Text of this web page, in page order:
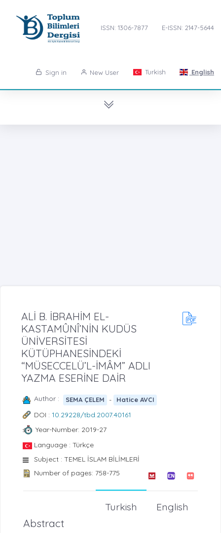
ISSN: 1306-7877 E-ISSN: 2147-5644
Sign in New User Turkish English
ALİ B. İBRAHİM EL-
KASTAMÛNÎ’NİN KUDÜS
ÜNİVERSİTESİ
KÜTÜPHANESİNDEKİ
“MÜSECCELÜ’L-İMÂM” ADLI
YAZMA ESERİNE DAİR
Author : SEMA ÇELEM - Hatice AVCI
DOI : 10.29228/tbd.2007.40161
Year-Number: 2019-27
Language : Türkçe
Subject : TEMEL İSLAM BİLİMLERİ
Number of pages: 758-775
English
Turkish
Abstract